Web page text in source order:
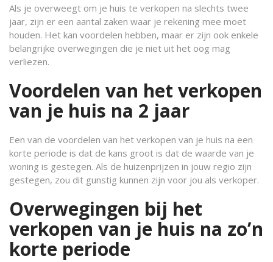
Als je overweegt om je huis te verkopen na slechts twee
jaar, zijn er een aantal zaken waar je rekening mee moet
houden. Het kan voordelen hebben, maar er zijn ook enkele
belangrijke overwegingen die je niet uit het oog mag
verliezen.
Voordelen van het verkopen
van je huis na 2 jaar
Een van de voordelen van het verkopen van je huis na een
korte periode is dat de kans groot is dat de waarde van je
woning is gestegen. Als de huizenprijzen in jouw regio zijn
gestegen, zou dit gunstig kunnen zijn voor jou als verkoper.
Overwegingen bij het
verkopen van je huis na zo’n
korte periode